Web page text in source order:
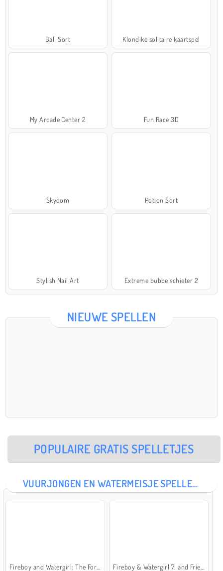
Ball Sort Klondike solitaire kaartspel
My Arcade Center 2 Fun Race 3D
Skydom Potion Sort
Stylish Nail Art Extreme bubbelschieter 2
NIEUWE SPELLEN
POPULAIRE GRATIS SPELLETJES
VUURJONGEN EN WATERMEISJE SPELLETJES